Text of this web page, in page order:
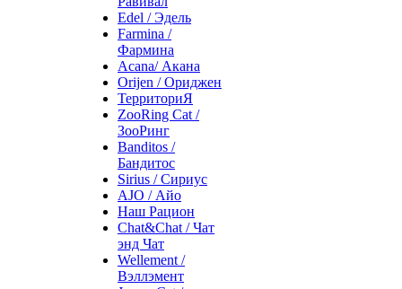
Edel / Эдель
Farmina /
Фармина
Acana/ Акана
Orijen / Ориджен
ТерриториЯ
ZooRing Cat /
ЗооРинг
Banditos /
Бандитос
Sirius / Сириус
AJO / Айо
Наш Рацион
Chat&Chat / Чат
энд Чат
Wellement /
Вэллэмент